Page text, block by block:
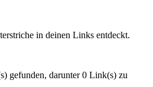
in deinen Links entdeckt.
gefunden, darunter 0 Link(s) zu